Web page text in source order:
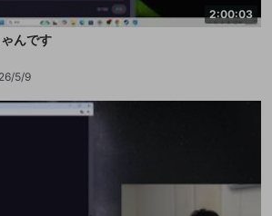
2:00:03
んです
5/9